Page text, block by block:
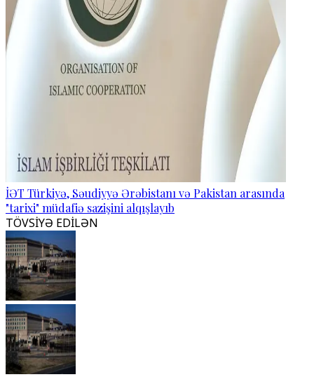
İƏT Türkiyə, Səudiyyə Ərəbistanı və Pakistan arasında
"tarixi" müdafiə sazişini alqışlayıb
TÖVSİYƏ EDİLƏN